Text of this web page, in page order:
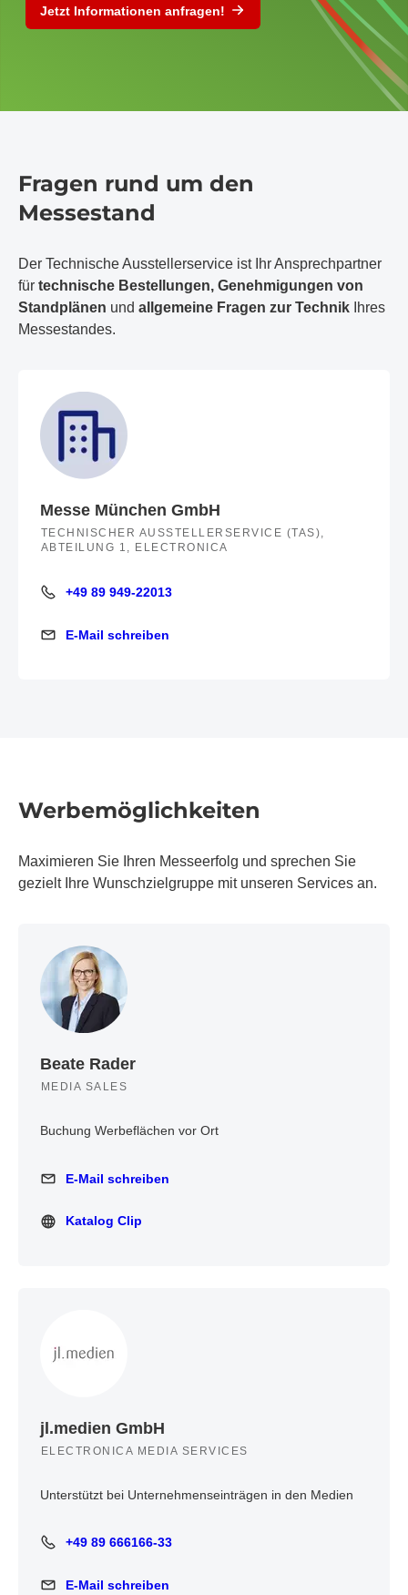
Jetzt Informationen anfragen!
Fragen rund um den
Messestand
Der Technische Ausstellerservice ist Ihr Ansprechpartner
für technische Bestellungen, Genehmigungen von
Standplänen und allgemeine Fragen zur Technik Ihres
Messestandes.
Messe München GmbH
TECHNISCHER AUSSTELLERSERVICE (TAS),
ABTEILUNG 1, ELECTRONICA
+49 89 949-22013
+49 89 949-22013
E-Mail schreiben
E-Mail schreiben
Werbemöglichkeiten
Maximieren Sie Ihren Messeerfolg und sprechen Sie
gezielt Ihre Wunschzielgruppe mit unseren Services an.
Beate Rader
MEDIA SALES
Buchung Werbeflächen vor Ort
E-Mail schreiben
E-Mail schreiben
Katalog Clip
Katalog Clip
jl.medien GmbH
ELECTRONICA MEDIA SERVICES
Unterstützt bei Unternehmenseinträgen in den Medien
+49 89 666166-33
+49 89 666166-33
E-Mail schreiben
E-Mail schreiben